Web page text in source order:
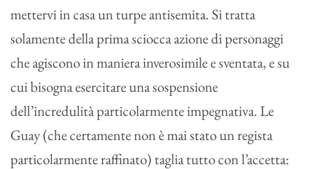
mettervi in casa un turpe antisemita. Si tratta
solamente della prima sciocca azione di personaggi
che agiscono in maniera inverosimile e sventata, e su
cui bisogna esercitare una sospensione
dell’incredulità particolarmente impegnativa. Le
Guay (che certamente non è mai stato un regista
particolarmente raffinato) taglia tutto con l’accetta: